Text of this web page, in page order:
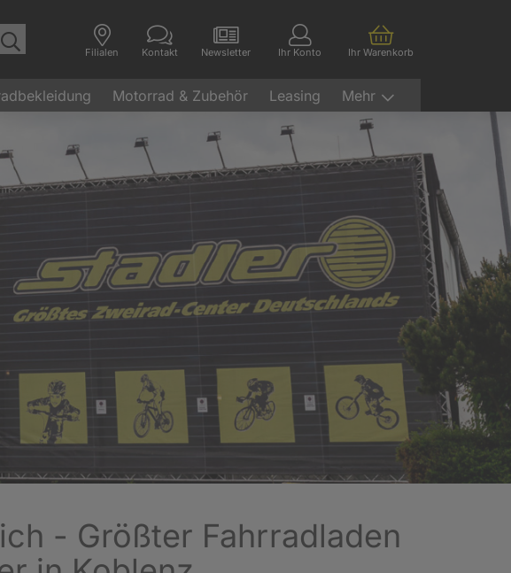
Filialen Kontakt Newsletter Ihr Konto Ihr Warenkorb
Motorrad & Zubehör Leasing Mehr
- Größter Fahrradladen